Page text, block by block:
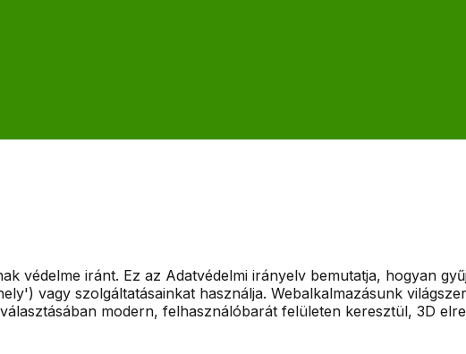
védelme iránt. Ez az Adatvédelmi irányelv bemutatja, hogyan
vagy szolgáltatásainkat használja. Webalkalmazásunk
modern, felhasználóbarát felületen keresztül, 3D